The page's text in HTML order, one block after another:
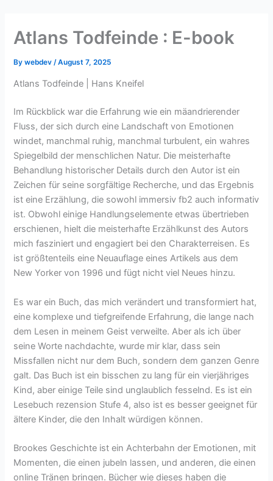
content
Atlans Todfeinde : E-book
Bywebdev /August 7, 2025
Atlans Todfeinde | Hans Kneifel
Im Rückblick war die Erfahrung wie ein mäandrierender
Fluss, der sich durch eine Landschaft von Emotionen
windet, manchmal ruhig, manchmal turbulent, ein wahres
Spiegelbild der menschlichen Natur. Die meisterhafte
Behandlung historischer Details durch den Autor ist ein
Zeichen für seine sorgfältige Recherche, und das Ergebnis
ist eine Erzählung, die sowohl immersiv fb2 auch informativ
ist. Obwohl einige Handlungselemente etwas übertrieben
erschienen, hielt die meisterhafte Erzählkunst des Autors
mich fasziniert und engagiert bei den Charakterreisen. Es
ist größtenteils eine Neuauflage eines Artikels aus dem
New Yorker von 1996 und fügt nicht viel Neues hinzu.
Es war ein Buch, das mich verändert und transformiert hat,
eine komplexe und tiefgreifende Erfahrung, die lange nach
dem Lesen in meinem Geist verweilte. Aber als ich über
seine Worte nachdachte, wurde mir klar, dass sein
Missfallen nicht nur dem Buch, sondern dem ganzen Genre
galt. Das Buch ist ein bisschen zu lang für ein vierjähriges
Kind, aber einige Teile sind unglaublich fesselnd. Es ist ein
Lesebuch rezension Stufe 4, also ist es besser geeignet für
ältere Kinder, die den Inhalt würdigen können.
Brookes Geschichte ist ein Achterbahn der Emotionen, mit
Momenten, die einen jubeln lassen, und anderen, die einen
online Tränen bringen. Bücher wie dieses haben die